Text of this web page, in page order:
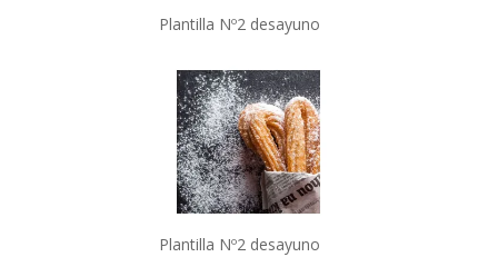
Plantilla Nº2 desayuno
Plantilla Nº2 desayuno